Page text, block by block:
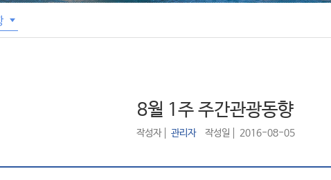
8월 1주 주간관광동향
작성자 관리자 작성일 2016-08-05